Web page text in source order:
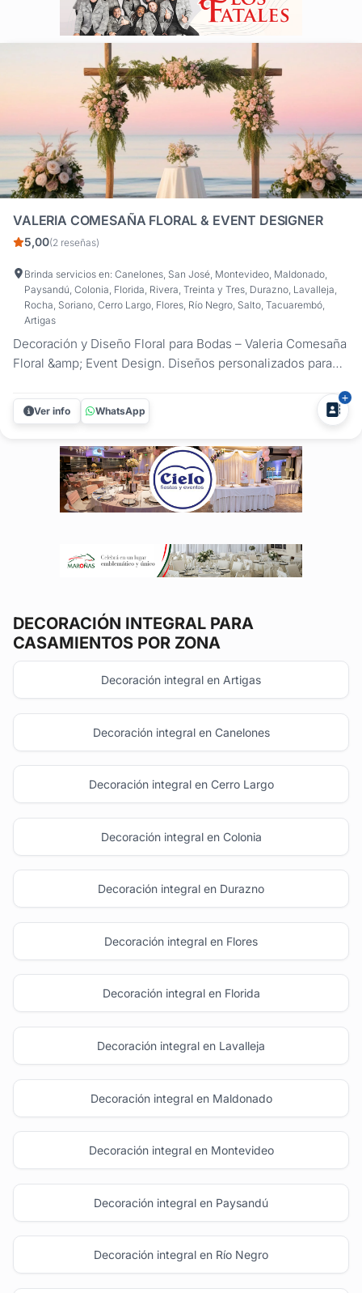
VALERIA COMESAÑA FLORAL & EVENT DESIGNER
5,00(2 reseñas)
Brinda servicios en: Canelones, San José, Montevideo, Maldonado,
Paysandú, Colonia, Florida, Rivera, Treinta y Tres, Durazno, Lavalleja,
Rocha, Soriano, Cerro Largo, Flores, Río Negro, Salto, Tacuarembó,
Artigas
Decoración y Diseño Floral para Bodas – Valeria Comesaña
Floral &amp; Event Design. Diseños personalizados para
libre en campo, playa o salón.Trabajo como diseñadora
floral especializada en bodas, creando ambientaciones que
Ver info WhatsApp
DECORACIÓN INTEGRAL PARA
CASAMIENTOS POR ZONA
Decoración integral en Artigas
Decoración integral en Canelones
Decoración integral en Cerro Largo
Decoración integral en Colonia
Decoración integral en Durazno
Decoración integral en Flores
Decoración integral en Florida
Decoración integral en Lavalleja
Decoración integral en Maldonado
Decoración integral en Montevideo
Decoración integral en Paysandú
Decoración integral en Río Negro